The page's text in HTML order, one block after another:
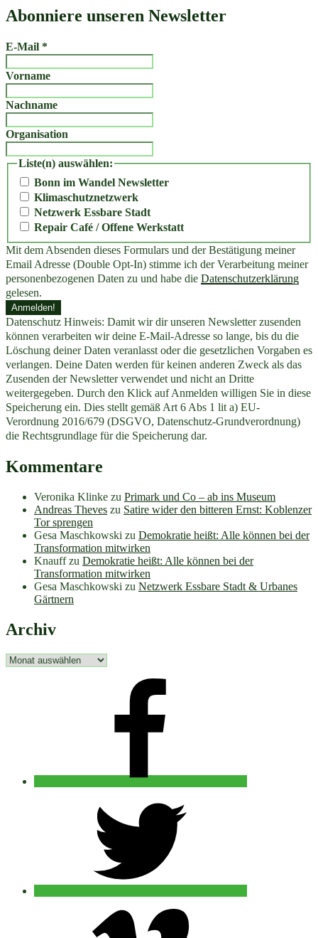
Abonniere unseren Newsletter
E-Mail *
Vorname
Nachname
Organisation
Liste(n) auswählen:
Bonn im Wandel Newsletter
Klimaschutznetzwerk
Netzwerk Essbare Stadt
Repair Café / Offene Werkstatt
Mit dem Absenden dieses Formulars und der Bestätigung meiner
Email Adresse (Double Opt-In) stimme ich der Verarbeitung meiner
personenbezogenen Daten zu und habe die Datenschutzerklärung
gelesen.
Datenschutz Hinweis: Damit wir dir unseren Newsletter zusenden
können verarbeiten wir deine E-Mail-Adresse so lange, bis du die
Löschung deiner Daten veranlasst oder die gesetzlichen Vorgaben es
verlangen. Deine Daten werden für keinen anderen Zweck als das
Zusenden der Newsletter verwendet und nicht an Dritte
weitergegeben. Durch den Klick auf Anmelden willigen Sie in diese
Speicherung ein. Dies stellt gemäß Art 6 Abs 1 lit a) EU-
Verordnung 2016/679 (DSGVO, Datenschutz-Grundverordnung)
die Rechtsgrundlage für die Speicherung dar.
Kommentare
Veronika Klinke zu Primark und Co – ab ins Museum
Andreas Theves zu Satire wider den bitteren Ernst: Koblenzer
Tor sprengen
Gesa Maschkowski zu Demokratie heißt: Alle können bei der
Transformation mitwirken
Knauffzu Demokratie heißt: Alle können bei der
Transformation mitwirken
Gesa Maschkowski zu Netzwerk Essbare Stadt & Urbanes
Gärtnern
Archiv
Archiv